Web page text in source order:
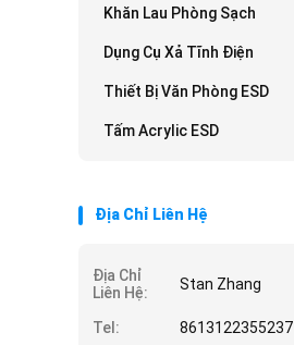
Khăn Lau Phòng Sạch
Dụng Cụ Xả Tĩnh Điện
Thiết Bị Văn Phòng ESD
Tấm Acrylic ESD
Địa Chỉ Liên Hệ
Địa Chỉ
Liên Hệ:
Stan Zhang
Tel: 8613122355237